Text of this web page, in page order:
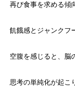
再び食事を求める傾
飢餓感とジャンクフ
空腹を感じると、脳
思考の単純化が起こ